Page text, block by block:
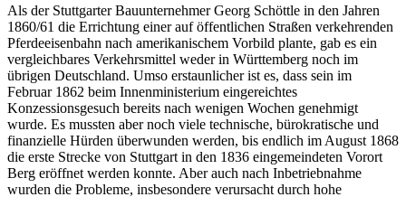
Als der Stuttgarter Bauunternehmer Georg Schöttle in den Jahren
1860/61 die Errichtung einer auf öffentlichen Straßen verkehrenden
Pferdeeisenbahn nach amerikanischem Vorbild plante, gab es ein
vergleichbares Verkehrsmittel weder in Württemberg noch im
übrigen Deutschland. Umso erstaunlicher ist es, dass sein im
Februar 1862 beim Innenministerium eingereichtes
Konzessionsgesuch bereits nach wenigen Wochen genehmigt
wurde. Es mussten aber noch viele technische, bürokratische und
finanzielle Hürden überwunden werden, bis endlich im August 1868
die erste Strecke von Stuttgart in den 1836 eingemeindeten Vorort
Berg eröffnet werden konnte. Aber auch nach Inbetriebnahme
wurden die Probleme, insbesondere verursacht durch hohe